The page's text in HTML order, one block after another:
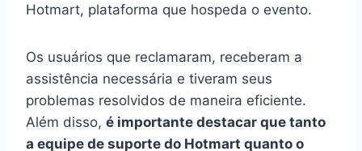
Hotmart, plataforma que hospeda o evento.
Os usuários que reclamaram, receberam a
assistência necessária e tiveram seus
problemas resolvidos de maneira eficiente.
Além disso, é importante destacar que tanto
a equipe de suporte do Hotmart quanto o